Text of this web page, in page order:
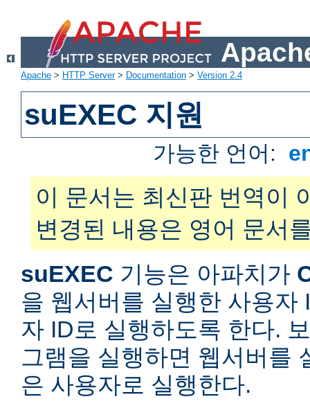
Apache > HTTP Server> Documentation > Version 2.4
suEXEC 지원
가능한 언어:
이 문서는 최신판 번역이
변경된 내용은 영어 문서
suEXEC 기능은 아파치가
을 웹서버를 실행한 사용자
자 ID로 실행하도록 한다.
그램을 실행하면 웹서버를
은 사용자로 실행한다.